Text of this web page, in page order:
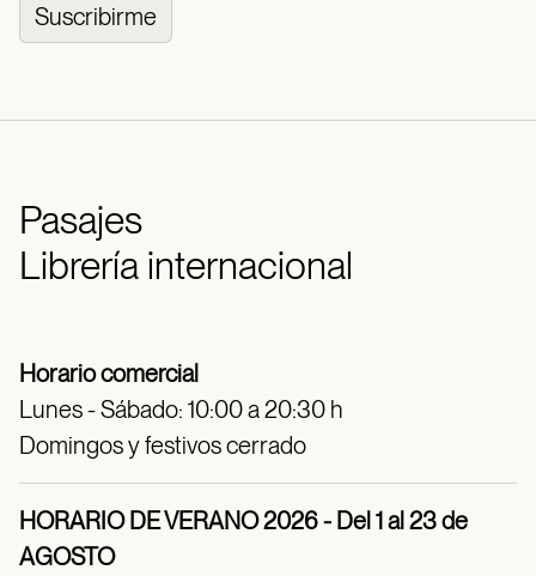
Suscribirme
Pasajes
Librería internacional
Horario comercial
Lunes - Sábado: 10:00 a 20:30 h
Domingos y festivos cerrado
HORARIO DE VERANO 2026 - Del 1 al 23 de
AGOSTO